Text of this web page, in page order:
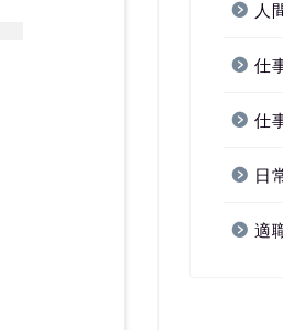
人
仕
仕
日
適